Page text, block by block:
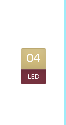
04
LED